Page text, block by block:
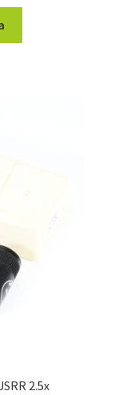
2.5x